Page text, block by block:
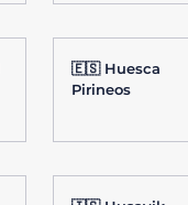
🇪🇸 Huesca
Pirineos